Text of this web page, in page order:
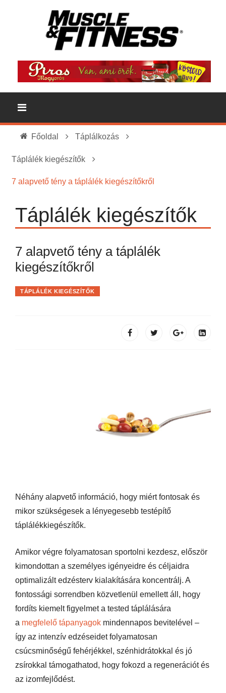
Főoldal Táplálkozás
Táplálék kiegészítők
7 alapvető tény a táplálék kiegészítőkről
Táplálék kiegészítők
7 alapvető tény a táplálék
kiegészítőkről
TÁPLÁLÉK KIEGÉSZÍTŐK
Néhány alapvető információ, hogy miért fontosak és
mikor szükségesek a lényegesebb testépítő
táplálékkiegészítők.
Amikor végre folyamatosan sportolni kezdesz, először
kimondottan a személyes igényeidre és céljaidra
optimalizált edzésterv kialakítására koncentrálj. A
fontossági sorrendben közvetlenül emellett áll, hogy
fordíts kiemelt figyelmet a tested táplálására
a megfelelő tápanyagok mindennapos bevitelével –
így az intenzív edzéseidet folyamatosan
csúcsminőségű fehérjékkel, szénhidrátokkal és jó
zsírokkal támogathatod, hogy fokozd a regenerációt és
az izomfejlődést.